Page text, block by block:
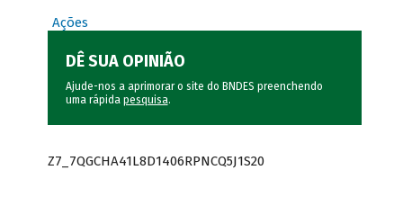
Ações
DÊ SUA OPINIÃO
Ajude-nos a aprimorar o site do BNDES preenchendo
uma rápida pesquisa.
Z7_7QGCHA41L8D1406RPNCQ5J1S20